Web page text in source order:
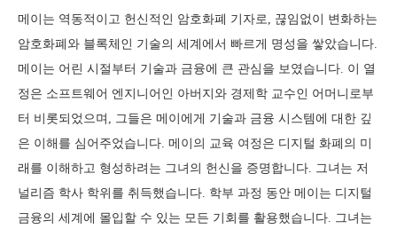
메이는 역동적이고 헌신적인 암호화폐 기자로, 끊임없이 변화하는
암호화폐와 블록체인 기술의 세계에서 빠르게 명성을 쌓았습니다.
메이는 어린 시절부터 기술과 금융에 큰 관심을 보였습니다. 이 열
정은 소프트웨어 엔지니어인 아버지와 경제학 교수인 어머니로부
터 비롯되었으며, 그들은 메이에게 기술과 금융 시스템에 대한 깊
은 이해를 심어주었습니다. 메이의 교육 여정은 디지털 화폐의 미
래를 이해하고 형성하려는 그녀의 헌신을 증명합니다. 그녀는 저
널리즘 학사 학위를 취득했습니다. 학부 과정 동안 메이는 디지털
금융의 세계에 몰입할 수 있는 모든 기회를 활용했습니다. 그녀는